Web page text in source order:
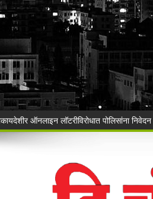
ऑनलाइन लॉटरीविरोधात पोलिसांना निवेदन
Deen celebrated in Warora
३५ गोवंशांची सुटका; २२.३५ लाखांचा मुद्देमाल जप्त
वृक्षसंवर्धनाचा प्रेरणादायी संकल्प